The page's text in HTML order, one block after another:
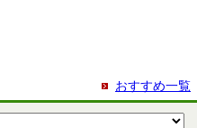
おすすめ一覧